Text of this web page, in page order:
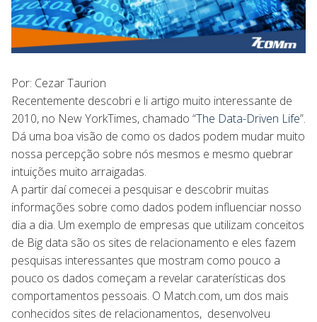
Por: Cezar Taurion
Recentemente descobri e li artigo muito interessante de
2010, no New YorkTimes, chamado “The Data-Driven Life”.
Dá uma boa visão de como os dados podem mudar muito
nossa percepção sobre nós mesmos e mesmo quebrar
intuições muito arraigadas.
A partir daí comecei a pesquisar e descobrir muitas
informações sobre como dados podem influenciar nosso
dia a dia. Um exemplo de empresas que utilizam conceitos
de Big data são os sites de relacionamento e eles fazem
pesquisas interessantes que mostram como pouco a
pouco os dados começam a revelar caraterísticas dos
comportamentos pessoais. O Match.com, um dos mais
conhecidos sites de relacionamentos, desenvolveu